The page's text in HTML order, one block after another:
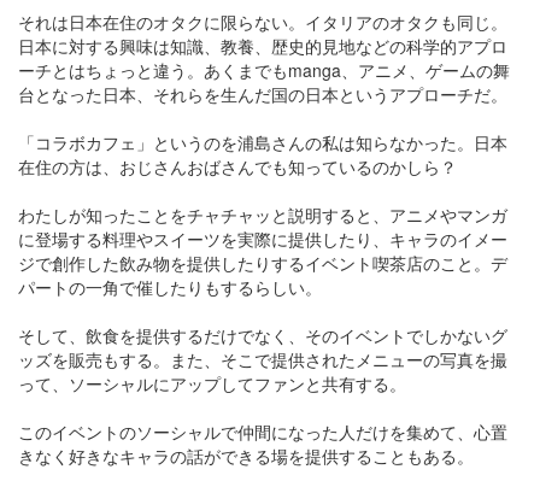
それは日本在住のオタクに限らない。イタリアのオタクも同じ。
日本に対する興味は知識、教養、歴史的見地などの科学的アプロ
ーチとはちょっと違う。あくまでもmanga、アニメ、ゲームの舞
台となった日本、それらを生んだ国の日本というアプローチだ。
「コラボカフェ」というのを浦島さんの私は知らなかった。日本
在住の方は、おじさんおばさんでも知っているのかしら？
わたしが知ったことをチャチャッと説明すると、アニメやマンガ
に登場する料理やスイーツを実際に提供したり、キャラのイメー
ジで創作した飲み物を提供したりするイベント喫茶店のこと。デ
パートの一角で催したりもするらしい。
そして、飲食を提供するだけでなく、そのイベントでしかないグ
ッズを販売もする。また、そこで提供されたメニューの写真を撮
って、ソーシャルにアップしてファンと共有する。
このイベントのソーシャルで仲間になった人だけを集めて、心置
きなく好きなキャラの話ができる場を提供することもある。